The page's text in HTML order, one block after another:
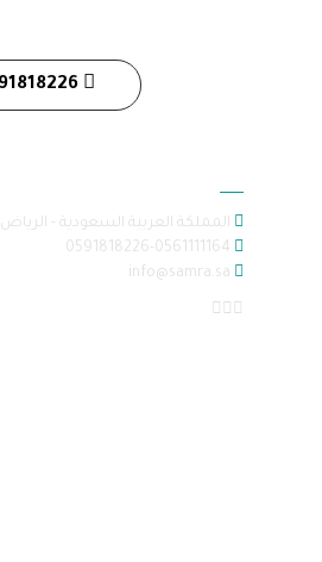
0591818226
المملكة العربية السعودية - الرياض
info@samra.sa